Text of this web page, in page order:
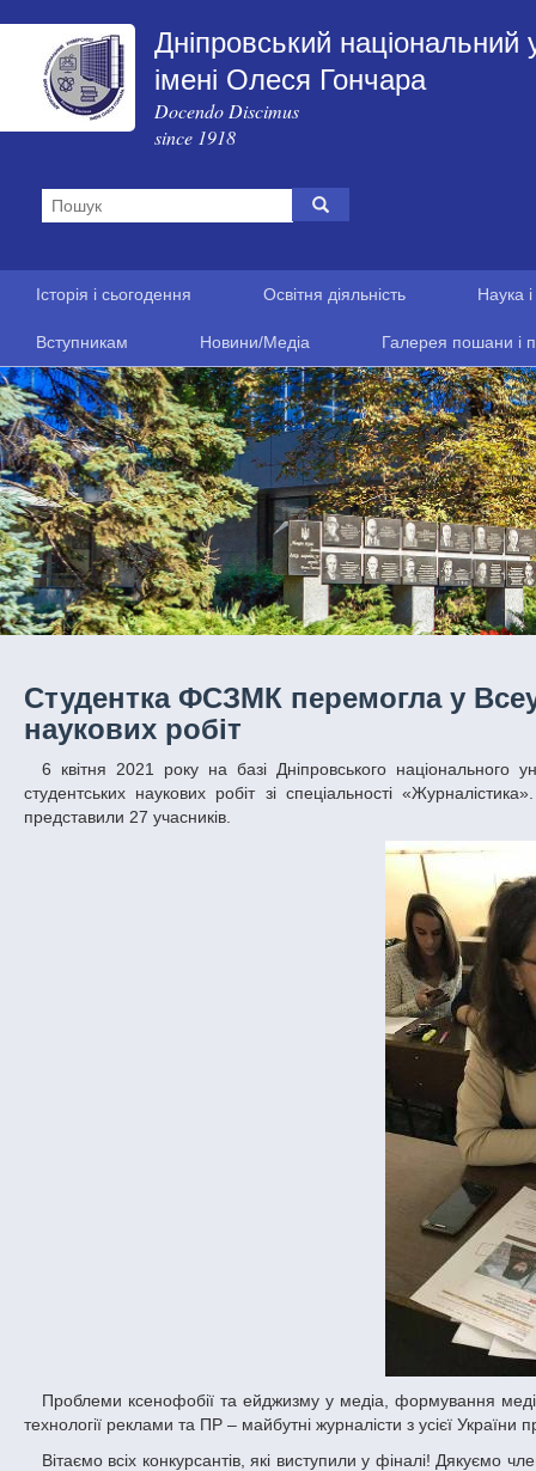
Дніпровський національний
імені Олеся Гончара
Docendo Discimus
since 1918
Історія і сьогодення Освітня діяльність Наука
Вступникам Новини/Медіа Галерея пошани і
Студентка ФСЗМК перемогла у
наукових робіт
6 квітня 2021 року на базі Дніпровського національного університету імені Олеся Гончара пройшов ІІ тур Всеукраїнського конкурсу
студентських наукових робіт зі спеціальності
представили 27 учасників.
Проблеми ксенофобії та ейджизму у медіа, формування медіакультури у вишах, образ капелана у ЗМІ, промоція освітніх закладів, новітні
технології реклами та ПР – майбутні журналісти з усієї
Вітаємо всіх конкурсантів, які виступили у фіналі! Дякуємо членам галузевої комісії за професіоналізм та продуктивну співпрацю та вітаємо